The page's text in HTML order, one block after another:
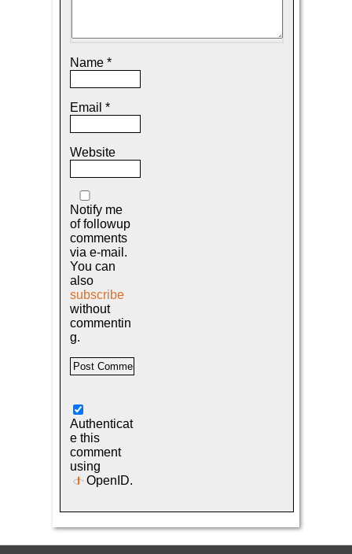
Name *
Email *
Website
Notify me
of followup
comments
via e-mail.
You can
also
subscribe
without
commentin
g.
Authenticat
e this
comment
using
OpenID.